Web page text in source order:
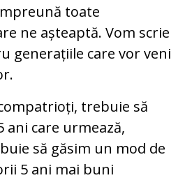
toate
ne așteaptă. Vom scrie
generațiile care vor veni
trebuie să
ani care urmează,
să găsim un mod de
5 ani mai buni